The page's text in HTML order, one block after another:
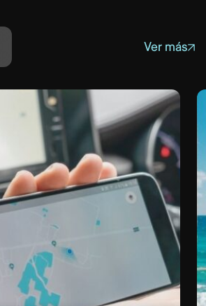
Ver más